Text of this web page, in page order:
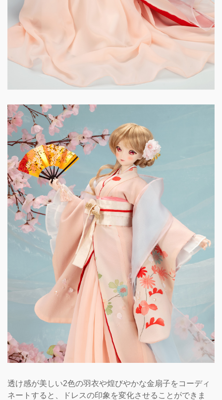
透け感が美しい2色の羽衣や煌びやかな金扇子をコーディ
ネートすると、ドレスの印象を変化させることができま